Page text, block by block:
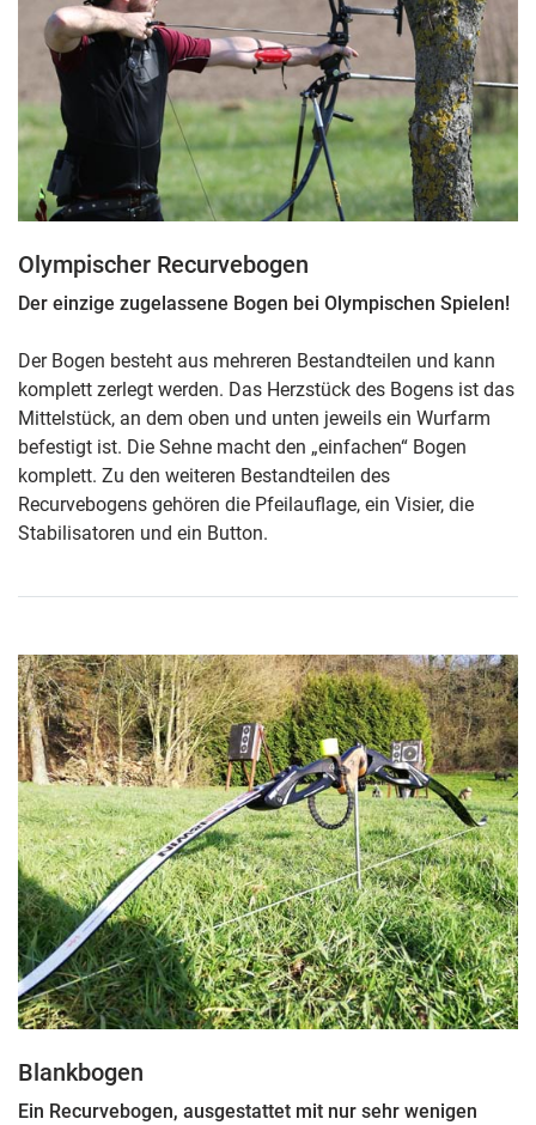
Olympischer Recurvebogen
Der einzige zugelassene Bogen bei Olympischen Spielen!
Der Bogen besteht aus mehreren Bestandteilen und kann
komplett zerlegt werden. Das Herzstück des Bogens ist das
Mittelstück, an dem oben und unten jeweils ein Wurfarm
befestigt ist. Die Sehne macht den „einfachen“ Bogen
komplett. Zu den weiteren Bestandteilen des
Recurvebogens gehören die Pfeilauflage, ein Visier, die
Stabilisatoren und ein Button.
Blankbogen
Ein Recurvebogen, ausgestattet mit nur sehr wenigen